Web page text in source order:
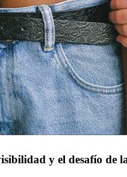
y el desafío de